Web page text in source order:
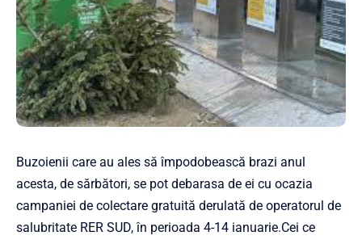
Buzoienii care au ales să împodobească brazi anul
acesta, de sărbători, se pot debarasa de ei cu ocazia
campaniei de colectare gratuită derulată de operatorul de
salubritate RER SUD, în perioada 4-14 ianuarie.Cei ce